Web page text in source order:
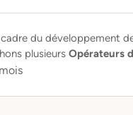
cadre du développement
plusieurs Opérateurs